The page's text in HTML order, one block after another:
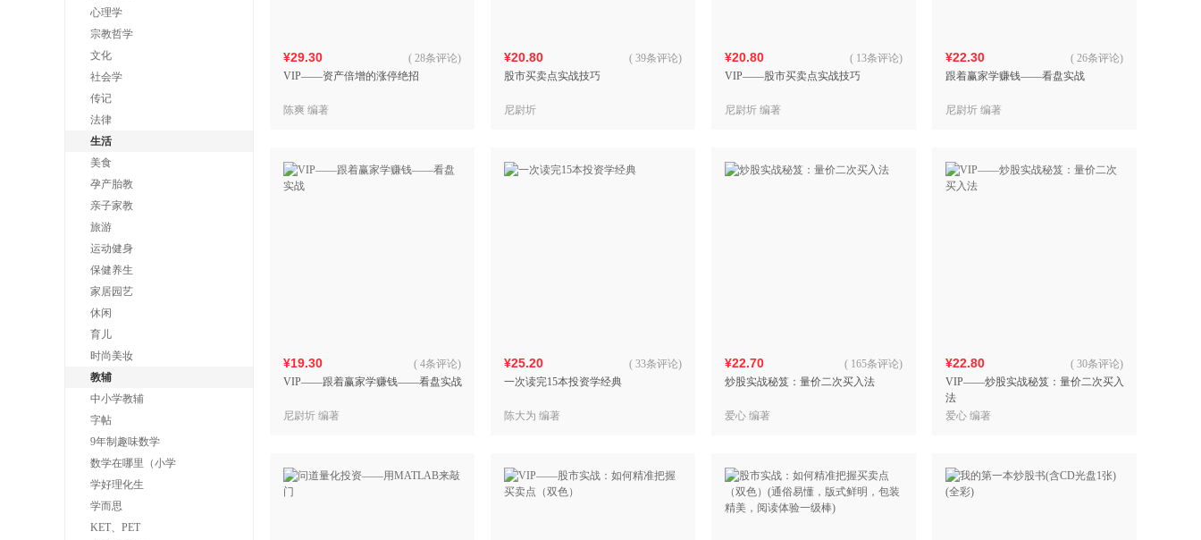
心理学
宗教哲学
文化
社会学
传记
法律
生活
美食
孕产胎教
亲子家教
旅游
运动健身
保健养生
家居园艺
休闲
育儿
时尚美妆
教辅
中小学教辅
字帖
9年制趣味数学
数学在哪里（小学
学好理化生
学而思
KET、PET
¥29.30
VIP——资产倍增的涨停绝招
( 28条评论)
陈爽 编著
¥20.80
股市买卖点实战技巧
( 39条评论)
尼尉圻
¥20.80
VIP——股市买卖点实战技巧
( 13条评论)
尼尉圻 编著
¥22.30
跟着赢家学赚钱——看盘实战
( 26条评论)
尼尉圻 编著
¥19.30
VIP——跟着赢家学赚钱——看盘实战
( 4条评论)
尼尉圻 编著
¥25.20
一次读完15本投资学经典
( 33条评论)
陈大为 编著
¥22.70
炒股实战秘笈：量价二次买入法
( 165条评论)
爱心 编著
¥22.80
VIP——炒股实战秘笈：量价二次买入
法
( 30条评论)
爱心 编著